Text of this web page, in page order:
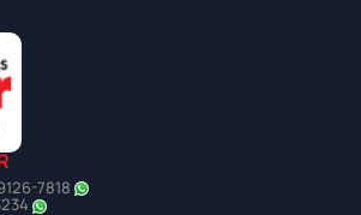
7818